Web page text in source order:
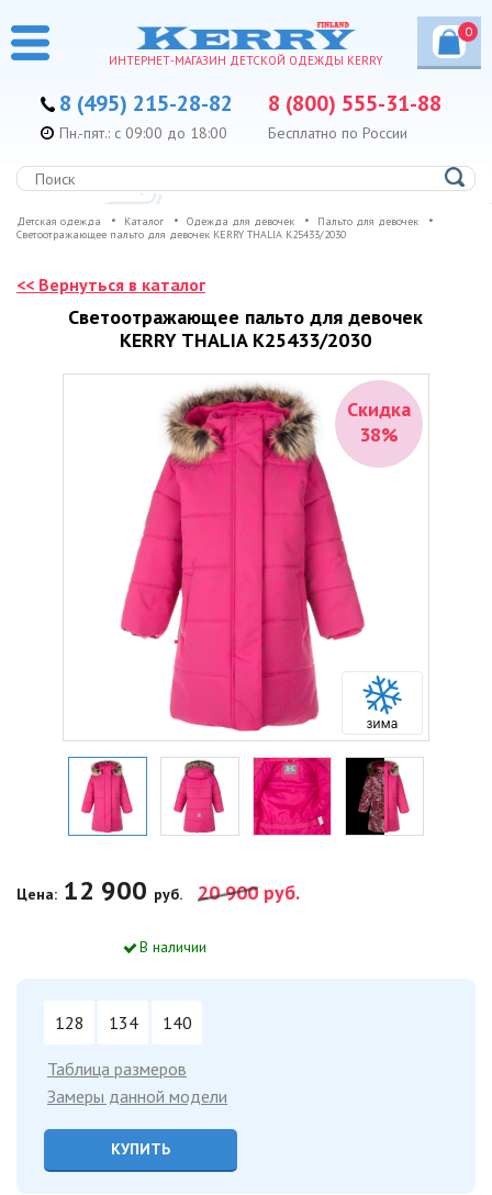
ИНТЕРНЕТ-МАГАЗИН ДЕТСКОЙ ОДЕЖДЫ KERRY
0
8 (495) 215-28-82 8 (800) 555-31-88
Бесплатно по России
Пн.-пят.: с 09:00 до 18:00
Детская одежда Каталог Одежда для девочек
Пальто для девочек
Светоотражающее пальто для девочек KERRY THALIA K25433/2030
<< Вернуться в каталог
Светоотражающее пальто для девочек
KERRY THALIA K25433/2030
Скидка
38%
Цена: 12 900 руб. 20 900 руб.
В наличии
128 134 140
Таблица размеров
Замеры данной модели
КУПИТЬ